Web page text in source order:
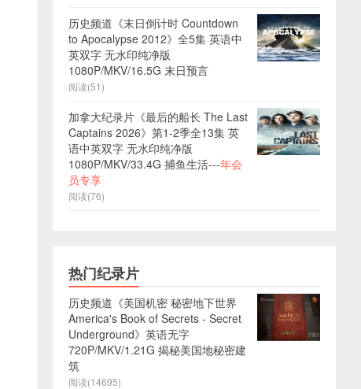
历史频道《末日倒计时 Countdown
to Apocalypse 2012》全5集 英语中
英双字 无水印纯净版
1080P/MKV/16.5G 末日预言
阅读(51)
加拿大纪录片《最后的船长 The Last
Captains 2026》第1-2季全13集 英
语中英双字 无水印纯净版
1080P/MKV/33.4G 捕鱼生活---年会
员专享
阅读(76)
热门纪录片
历史频道《美国机密 秘密地下世界
America's Book of Secrets - Secret
Underground》英语无字
720P/MKV/1.21G 揭秘美国地秘密建
筑
阅读(14695)